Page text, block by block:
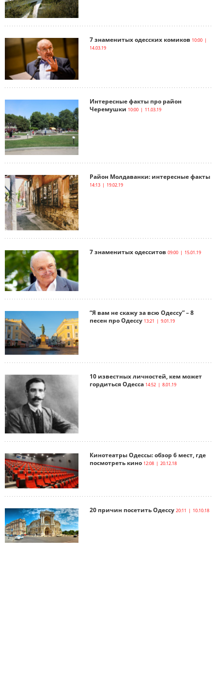
7 знаменитых одесских комиков 10:00 |
14.03.19
Интересные факты про район
Черемушки 10:00 | 11.03.19
Район Молдаванки: интересные факты
14:13 | 19.02.19
7 знаменитых одесситов 09:00 | 15.01.19
“Я вам не скажу за всю Одессу” – 8
песен про Одессу 13:21 | 9.01.19
10 известных личностей, кем может
гордиться Одесса 14:52 | 8.01.19
Кинотеатры Одессы: обзор 6 мест, где
посмотреть кино 12:08 | 20.12.18
20 причин посетить Одессу 20:11 | 10.10.18